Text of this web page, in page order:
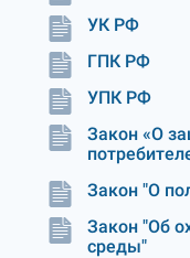
УК РФ
ГПК РФ
УПК РФ
Закон «О
Закон "О
Закон "Об
среды"